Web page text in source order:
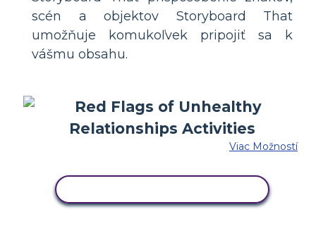
scén a objektov Storyboard That
umožňuje komukoľvek pripojiť sa k
vášmu obsahu.
Viac Možností